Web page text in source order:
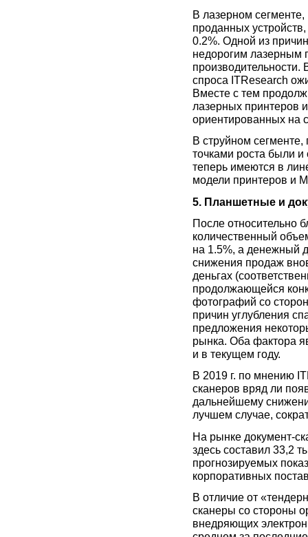
В лазерном
проданных устройств,
0.2%. Одной из
недорогим лазерным
производительности.
спроса ITResearch
Вместе с тем
лазерных принтеров
ориентированных на
В струйном
точками роста были и
теперь имеются в
модели принтеров и
5. Планшетные и
После относительно
количественный
на 1.5%, а денежный
снижения продаж
деньгах
продолжающейся
фотографий со
причин углубления
предложения
рынка. Оба фактора
и в текущем году.
В 2019 г. по мнению
сканеров вряд ли
дальнейшему
лучшем случае,
На рынке документ-
здесь составил 33,2
прогнозируемых
корпоративных
В отличие от
сканеры со стороны
внедряющих